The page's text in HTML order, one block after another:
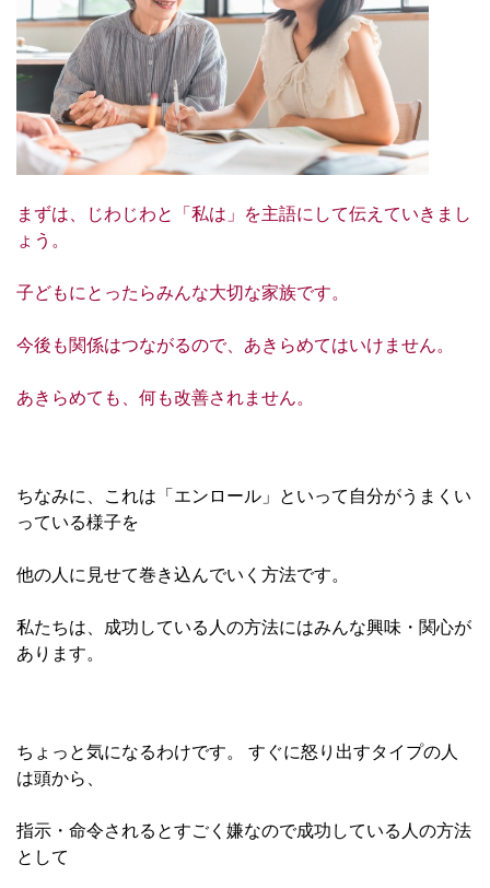
まずは、じわじわと「私は」を主語にして伝えていきまし
ょう。
子どもにとったらみんな大切な家族です。
今後も関係はつながるので、あきらめてはいけません。
あきらめても、何も改善されません。
ちなみに、これは「エンロール」といって自分がうまくい
っている様子を
他の人に見せて巻き込んでいく方法です。
私たちは、成功している人の方法にはみんな興味・関心が
あります。
ちょっと気になるわけです。 すぐに怒り出すタイプの人
は頭から、
指示・命令されるとすごく嫌なので成功している人の方法
として